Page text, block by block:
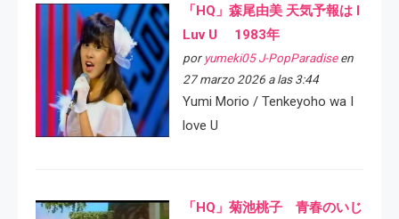
「HQ」森尾由美 天気予報は I
Luv U 1983年
por yumeki05 J-PopParadiseen
27 marzo 2026 a las 3:44
Yumi Morio / Tenkeyoho wa I
love U
「HQ」菊池桃子 青春のいじ